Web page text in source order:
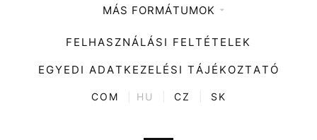
Zene
Divat
Kultúra
ENTR
MÁS FORMÁTUMOK
FELHASZNÁLÁSI FELTÉTELEK
EGYEDI ADATKEZELÉSI TÁJÉKOZTATÓ
COM HU CZ SK